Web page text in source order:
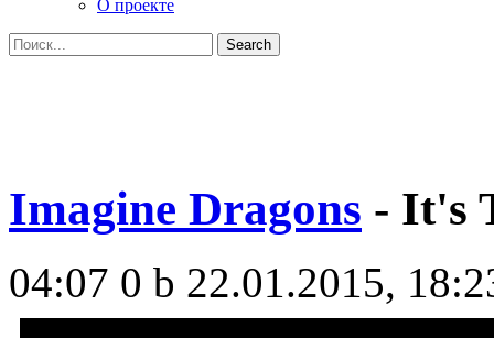
О проекте
Imagine Dragons - It's
04:07 0 b 22.01.2015,